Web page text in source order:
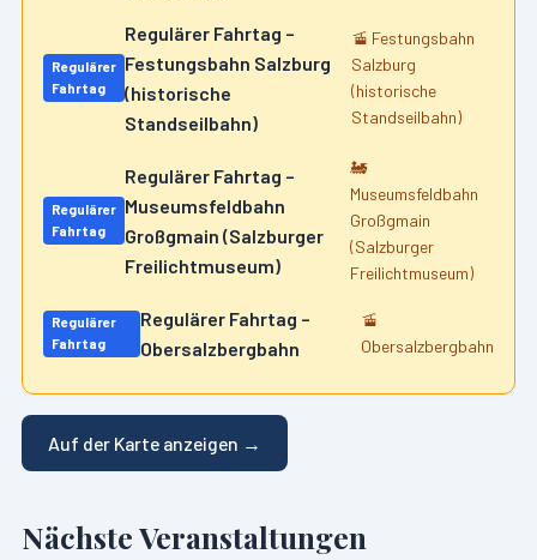
Regulärer
Fahrtag
Regulärer Fahrtag –
Festungsbahn Salzburg
(historische
Standseilbahn)
🚡 Festungsbahn
Salzburg
(historische
Standseilbahn)
Regulärer
Fahrtag
Regulärer Fahrtag –
Museumsfeldbahn
Großgmain (Salzburger
Freilichtmuseum)
🚂
Museumsfeldbahn
Großgmain
(Salzburger
Freilichtmuseum)
Regulärer
Fahrtag
Regulärer Fahrtag –
Obersalzbergbahn
🚡
Obersalzbergbahn
Auf der Karte anzeigen →
Nächste Veranstaltungen